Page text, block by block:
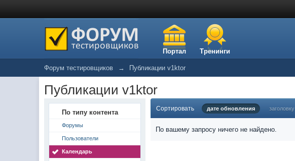
Портал Тренинги
Форум тестировщиков → Публикации v1ktor
Публикации v1ktor
По типу контента
Форумы
Пользователи
Календарь
Сортировать дате обновления заголовку
По вашему запросу ничего не найдено.